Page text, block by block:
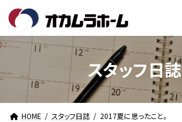
テ
ン
へ
キ
ゲ
ー
ョ
に
スタッフ日誌
HOME スタッフ日誌 2017夏に思ったこと。